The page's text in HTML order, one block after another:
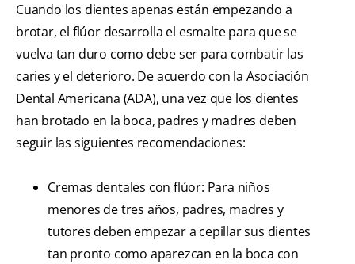
Cuando los dientes apenas están empezando a
brotar, el flúor desarrolla el esmalte para que se
vuelva tan duro como debe ser para combatir las
caries y el deterioro. De acuerdo con la Asociación
Dental Americana (ADA), una vez que los dientes
han brotado en la boca, padres y madres deben
seguir las siguientes recomendaciones:
Cremas dentales con flúor: Para niños
menores de tres años, padres, madres y
tutores deben empezar a cepillar sus dientes
tan pronto como aparezcan en la boca con